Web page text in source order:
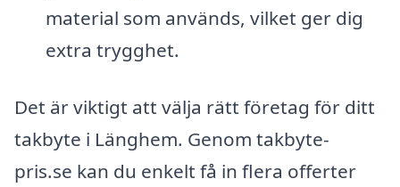
material som används, vilket ger dig
extra trygghet.
Det är viktigt att välja rätt företag för ditt
takbyte i Länghem. Genom takbyte-
pris.se kan du enkelt få in flera offerter